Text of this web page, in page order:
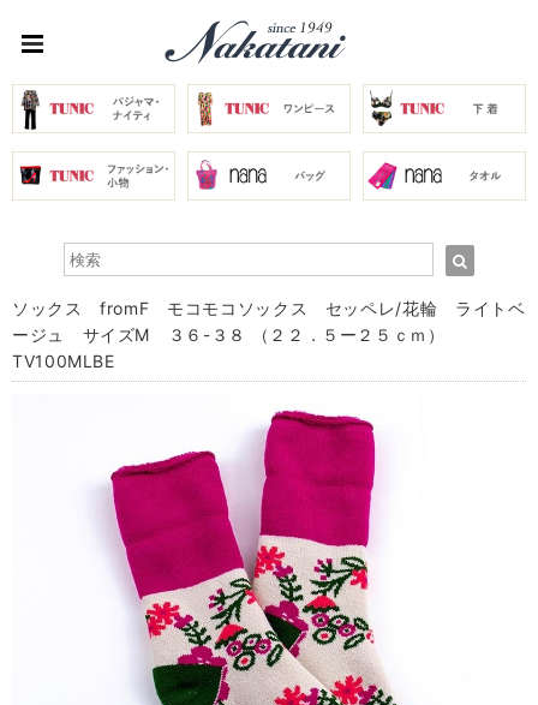
ソックス fromF モコモコソックス セッペレ/花輪 ライトベ
ージュ サイズM ３６-３８ （２２．５ー２５ｃｍ）
TV100MLBE